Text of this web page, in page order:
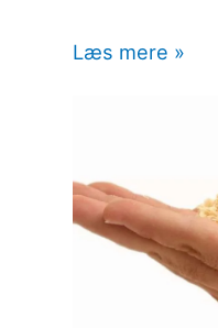
Læs mere »